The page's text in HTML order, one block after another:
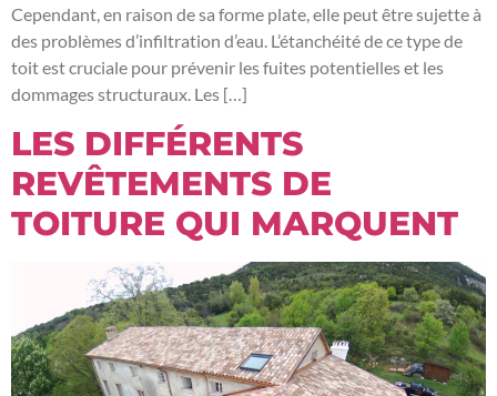
Cependant, en raison de sa forme plate, elle peut être sujette à
des problèmes d’infiltration d’eau. L’étanchéité de ce type de
toit est cruciale pour prévenir les fuites potentielles et les
dommages structuraux. Les […]
LES DIFFÉRENTS
REVÊTEMENTS DE
TOITURE QUI MARQUENT